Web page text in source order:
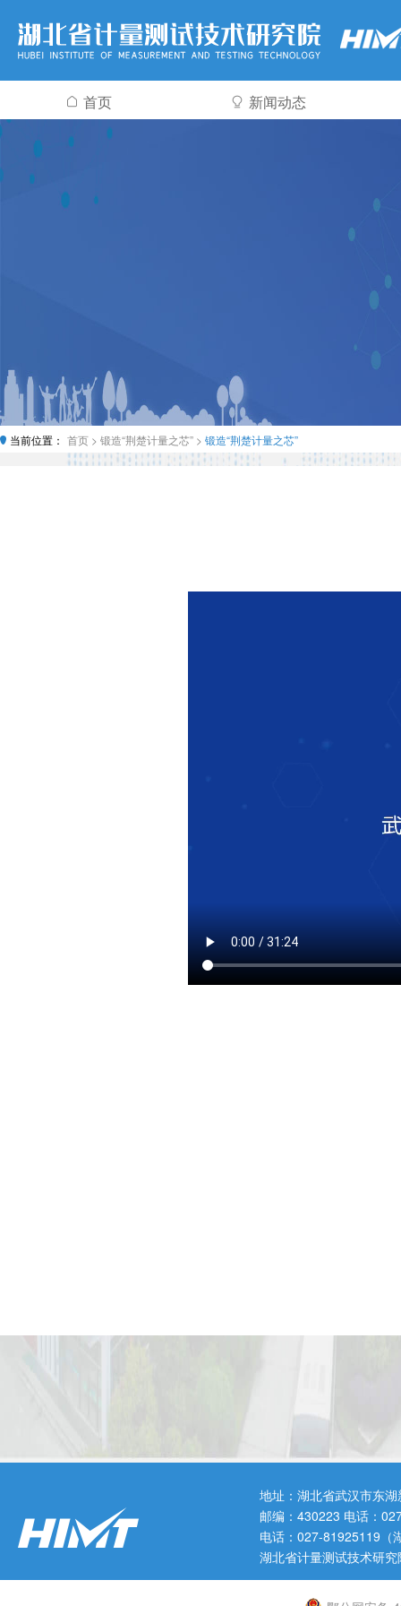
首页 新闻动态
当前位置： 首页 > 锻造“荆楚计量之芯” > 锻造“荆楚计量之芯”
地址：湖北省武汉市东
邮编：430223 电话：
电话：027-81925119（
湖北省计量测试技术研